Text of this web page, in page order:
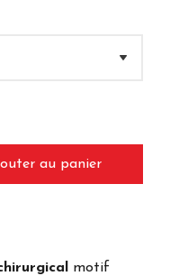
au panier
motif